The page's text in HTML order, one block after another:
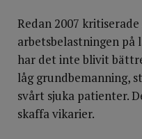
Redan 2007
arbetsbelastningen på
har det inte blivit
låg grundbemanning,
svårt sjuka patienter.
skaffa vikarier.